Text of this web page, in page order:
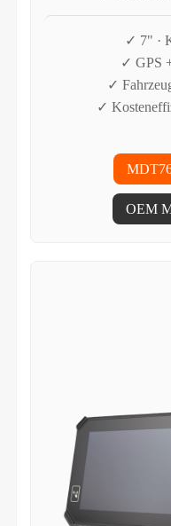
✓ 7" ·
✓ GPS
✓
✓
OEM